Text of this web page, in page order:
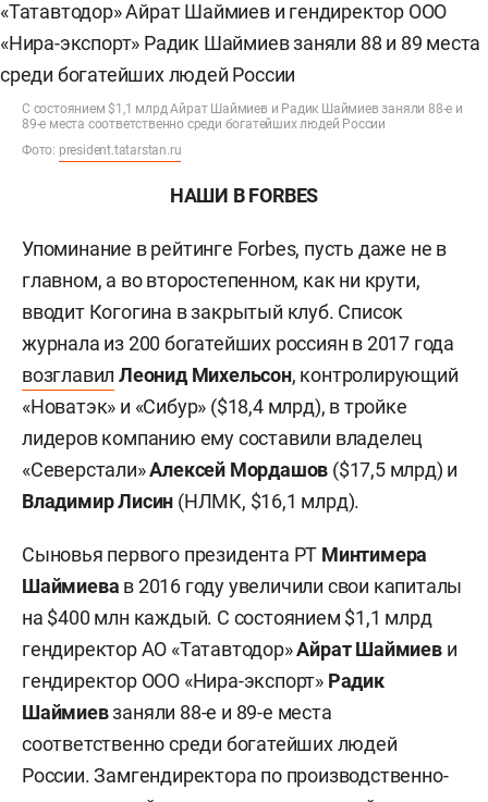
С состоянием $1,1 млрд Айрат Шаймиев и Радик Шаймиев заняли 88-е и
89-е места соответственно среди богатейших людей России
Фото: president.tatarstan.ru
НАШИ В FORBES
Упоминание в рейтинге Forbes, пусть даже не в
главном, а во второстепенном, как ни крути,
вводит Когогина в закрытый клуб. Список
журнала из 200 богатейших россиян в 2017 года
возглавил Леонид Михельсон, контролирующий
«Новатэк» и «Сибур» ($18,4 млрд), в тройке
лидеров компанию ему составили владелец
«Северстали»Алексей Мордашов ($17,5 млрд) и
Владимир Лисин (НЛМК, $16,1 млрд).
Сыновья первого президента РТ Минтимера
Шаймиева в 2016 году увеличили свои капиталы
на $400 млн каждый. С состоянием $1,1 млрд
гендиректор АО «Татавтодор»Айрат Шаймиеви
гендиректор ООО «Нира-экспорт» Радик
Шаймиевзаняли 88-е и 89-е места
соответственно среди богатейших людей
России. Замгендиректора по производственно-